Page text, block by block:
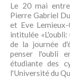
Le 20 mai
Pierre Gabriel
et Eve
intitulée
de la journée
penser l'oubli
étudiante des
l'Université du